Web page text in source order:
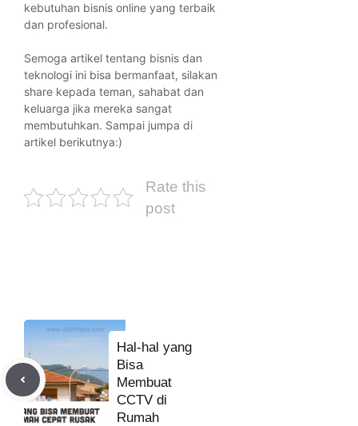
kebutuhan bisnis online yang terbaik
dan profesional.
Semoga artikel tentang bisnis dan
teknologi ini bisa bermanfaat, silakan
share kepada teman, sahabat dan
keluarga jika mereka sangat
membutuhkan. Sampai jumpa di
artikel berikutnya:)
Rate this
post
Hal-hal yang
Bisa
Membuat
CCTV di
Rumah